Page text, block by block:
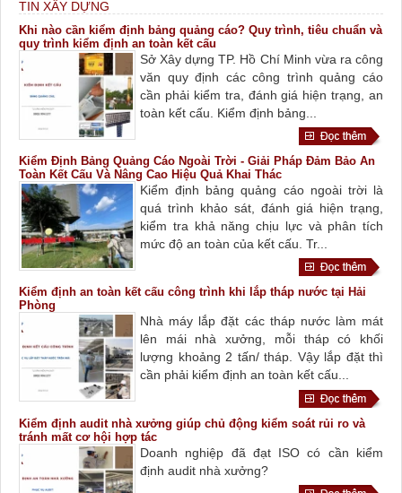
TIN XÂY DỰNG
Khi nào cần kiểm định bảng quảng cáo? Quy trình, tiêu chuẩn và
quy trình kiểm định an toàn kết cấu
Sở Xây dựng TP. Hồ Chí Minh vừa ra công
văn quy định các công trình quảng cáo
cần phải kiểm tra, đánh giá hiện trạng, an
toàn kết cấu. Kiểm định bảng...
Kiểm Định Bảng Quảng Cáo Ngoài Trời - Giải Pháp Đảm Bảo An
Toàn Kết Cấu Và Nâng Cao Hiệu Quả Khai Thác
Kiểm định bảng quảng cáo ngoài trời là
quá trình khảo sát, đánh giá hiện trạng,
kiểm tra khả năng chịu lực và phân tích
mức độ an toàn của kết cấu. Tr...
Kiểm định an toàn kết cấu công trình khi lắp tháp nước tại Hải
Phòng
Nhà máy lắp đặt các tháp nước làm mát
lên mái nhà xưởng, mỗi tháp có khối
lượng khoảng 2 tấn/ tháp. Vậy lắp đặt thì
cần phải kiểm định an toàn kết cấu...
Kiểm định audit nhà xưởng giúp chủ động kiểm soát rủi ro và
tránh mất cơ hội hợp tác
Doanh nghiệp đã đạt ISO có cần kiểm
định audit nhà xưởng?